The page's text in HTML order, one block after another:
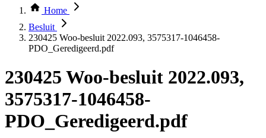
Thema COVID-19
Bekijk per bestuursorgaan
Home
Besluit
230425 Woo-besluit 2022.093, 3575317-1046458-
PDO_Geredigeerd.pdf
230425 Woo-besluit 2022.093,
3575317-1046458-
PDO_Geredigeerd.pdf